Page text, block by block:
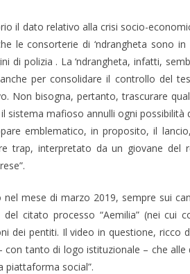
il dato relativo alla crisi socio-
le consorterie di ‘ndrangheta sono in
di polizia . La ‘ndrangheta, infatti,
per consolidare il controllo del
Non bisogna, pertanto, trascurare
sistema mafioso annulli ogni possibilità
emblematico, in proposito, il
trap, interpretato da un giovane del
mese di marzo 2019, sempre sui
citato processo “Aemilia” (nei cui
dei pentiti. Il video in questione, ricco
con tanto di logo istituzionale – che alle
piattaforma social”.